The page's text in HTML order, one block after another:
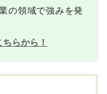
の領域で強みを発
らから！